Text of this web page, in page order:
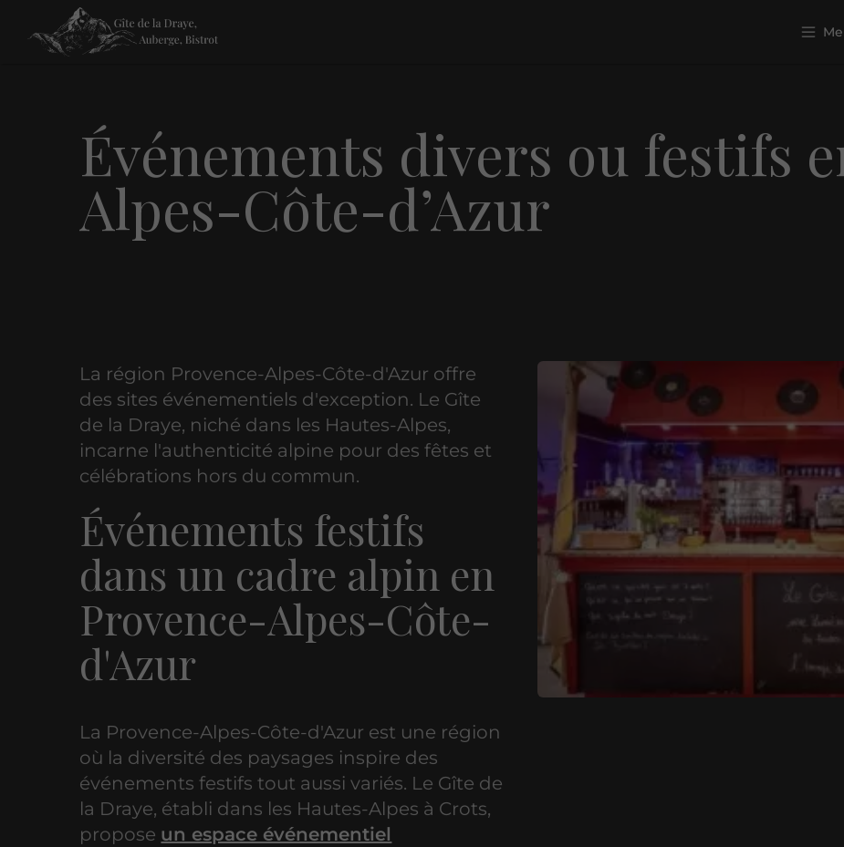
Événements divers ou festifs
Alpes-Côte-d’Azur
La région Provence-Alpes-Côte-d'Azur offre
des sites événementiels d'exception. Le Gîte
de la Draye, niché dans les Hautes-Alpes,
incarne l'authenticité alpine pour des fêtes et
célébrations hors du commun.
Événements festifs
dans un cadre alpin en
Provence-Alpes-Côte-
d'Azur
La Provence-Alpes-Côte-d'Azur est une région
où la diversité des paysages inspire des
événements festifs tout aussi variés. Le Gîte de
la Draye, établi dans les Hautes-Alpes à Crots,
propose un espace événementiel